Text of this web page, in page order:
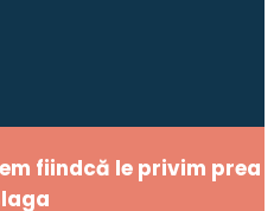
fiindcă le privim prea